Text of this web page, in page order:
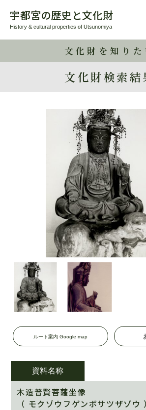
宇都宮の歴史と文化財
History & cultural properties of Utsunomiya
文化財を知りた
文化財検索結
ルート案内 Google map
資料名称
木造普賢菩薩坐像
（ モクゾウフゲンボサツザゾウ ）